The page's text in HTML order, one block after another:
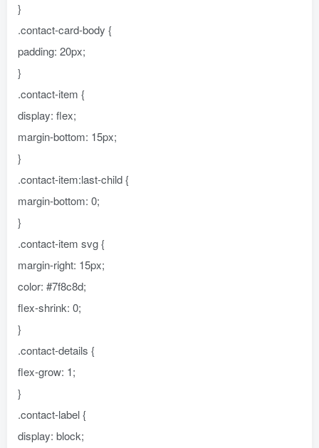
}
.contact-card-body {
padding: 20px;
}
.contact-item {
display: flex;
margin-bottom: 15px;
}
.contact-item:last-child {
margin-bottom: 0;
}
.contact-item svg {
margin-right: 15px;
color: #7f8c8d;
flex-shrink: 0;
}
.contact-details {
flex-grow: 1;
}
.contact-label {
display: block;